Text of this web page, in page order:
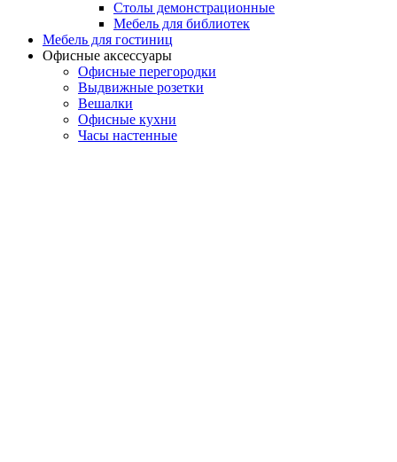
Столы демонстрационные
Мебель для библиотек
Мебель для гостиниц
Офисные аксессуары
Офисные перегородки
Выдвижные розетки
Вешалки
Офисные кухни
Часы настенные